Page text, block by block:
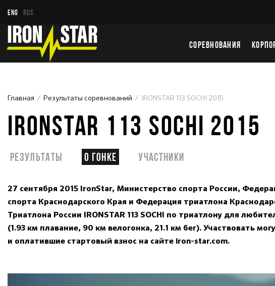
ENG RUS
СОРЕВНОВАНИЯ
Главная Результаты соревнований IRONSTAR 113 SOCHI 2015
IRONSTAR 113 SOCHI 2015
Результаты О гонке Участники
27 сентября 2015 IronStar, Министерство спорта России,
спорта Краснодарского Края и Федерация триатлона
Триатлона России IRONSTAR 113 SOCHI по триатлону для
(1.93 км плавание, 90 км велогонка, 21.1 км бег). Участвовать
и оплатившие стартовый взнос на сайте iron-star.com.